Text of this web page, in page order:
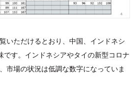
いただけるとおり、中国、インドネシ
です。インドネシアやタイの新型コロナ
市場の状況は低調な数字になっていま